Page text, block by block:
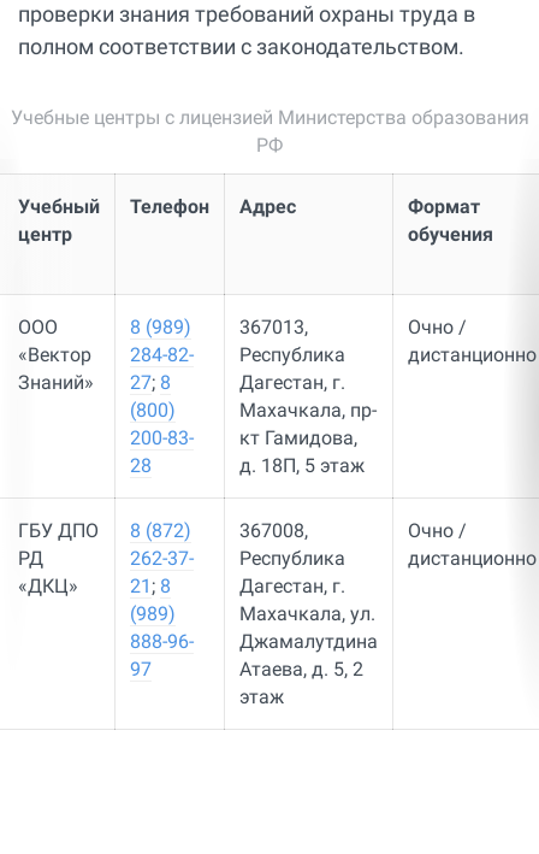
проверки знания требований охраны труда в
полном соответствии с законодательством.
Учебные центры с лицензией Министерства образования
РФ
Учебный
центр
Телефон Адрес
Формат
обучения
ООО
«Вектор
Знаний»
8 (989)
284-82-
27; 8
(800)
200-83-
28
367013,
Республика
Дагестан, г.
Махачкала, пр-
кт Гамидова,
д. 18П, 5 этаж
Очно /
дистанционно
ГБУ ДПО
РД
«ДКЦ»
8 (872)
262-37-
21 ; 8
(989)
888-96-
97
367008,
Республика
Дагестан, г.
Махачкала, ул.
Джамалутдина
Атаева, д. 5, 2
этаж
Очно /
дистанционно